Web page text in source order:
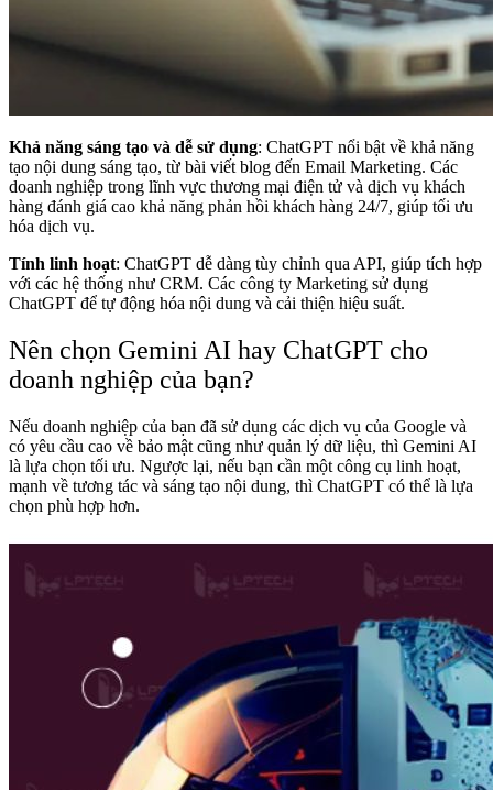
Khả năng sáng tạo và dễ sử dụng: ChatGPT nổi bật về khả năng
tạo nội dung sáng tạo, từ bài viết blog đến Email Marketing. Các
doanh nghiệp trong lĩnh vực thương mại điện tử và dịch vụ khách
hàng đánh giá cao khả năng phản hồi khách hàng 24/7, giúp tối ưu
hóa dịch vụ.
Tính linh hoạt: ChatGPT dễ dàng tùy chỉnh qua API, giúp tích hợp
với các hệ thống như CRM. Các công ty Marketing sử dụng
ChatGPT để tự động hóa nội dung và cải thiện hiệu suất.
Nên chọn Gemini AI hay ChatGPT cho
doanh nghiệp của bạn?
Nếu doanh nghiệp của bạn đã sử dụng các dịch vụ của Google và
có yêu cầu cao về bảo mật cũng như quản lý dữ liệu, thì Gemini AI
là lựa chọn tối ưu. Ngược lại, nếu bạn cần một công cụ linh hoạt,
mạnh về tương tác và sáng tạo nội dung, thì ChatGPT có thể là lựa
chọn phù hợp hơn.